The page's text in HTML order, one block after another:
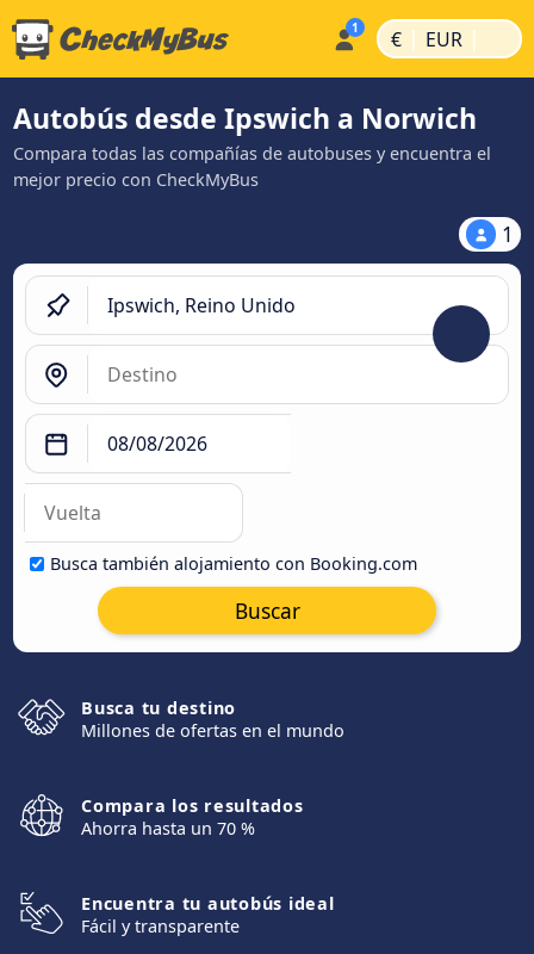
€ | EUR |
Autobús desde Ipswich a Norwich
Compara todas las compañías de autobuses y encuentra el
mejor precio con CheckMyBus
1
Busca también alojamiento con Booking.com
Buscar
Busca tu destino
Millones de ofertas en el mundo
Compara los resultados
Ahorra hasta un 70 %
Encuentra tu autobús ideal
Fácil y transparente